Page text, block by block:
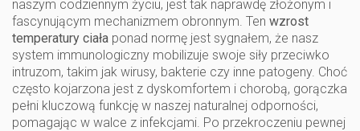
naszym codziennym życiu, jest tak naprawdę złożonym i
fascynującym mechanizmem obronnym. Ten wzrost
temperatury ciała ponad normę jest sygnałem, że nasz
system immunologiczny mobilizuje swoje siły przeciwko
intruzom, takim jak wirusy, bakterie czy inne patogeny. Choć
często kojarzona jest z dyskomfortem i chorobą, gorączka
pełni kluczową funkcję w naszej naturalnej odporności,
pomagając w walce z infekcjami. Po przekroczeniu pewnej